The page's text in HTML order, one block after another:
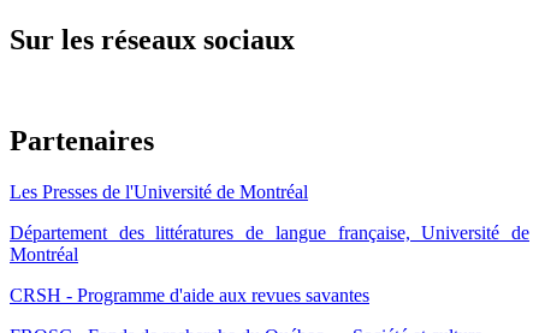
Sur les réseaux sociaux
Partenaires
Les Presses de l'Université de Montréal
Département des littératures de langue française, Université de
Montréal
CRSH - Programme d'aide aux revues savantes